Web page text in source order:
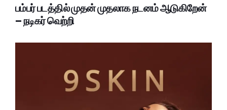
பம்பர் படத்தில் முதன் முதலாக நடனம் ஆடுகிறேன்
– நடிகர் வெற்றி